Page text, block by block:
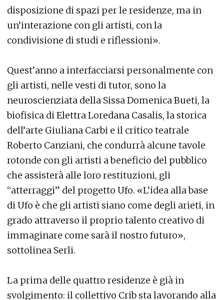
disposizione di spazi per le residenze, ma in
un’interazione con gli artisti, con la
condivisione di studi e riflessioni».
Quest’anno a interfacciarsi personalmente con
gli artisti, nelle vesti di tutor, sono la
neuroscienziata della Sissa Domenica Bueti, la
biofisica di Elettra Loredana Casalis, la storica
dell’arte Giuliana Carbi e il critico teatrale
Roberto Canziani, che condurrà alcune tavole
rotonde con gli artisti a beneficio del pubblico
che assisterà alle loro restituzioni, gli
“atterraggi” del progetto Ufo. «L’idea alla base
di Ufo è che gli artisti siano come degli arieti, in
grado attraverso il proprio talento creativo di
immaginare come sarà il nostro futuro»,
sottolinea Serli.
La prima delle quattro residenze è già in
svolgimento: il collettivo Crib sta lavorando alla